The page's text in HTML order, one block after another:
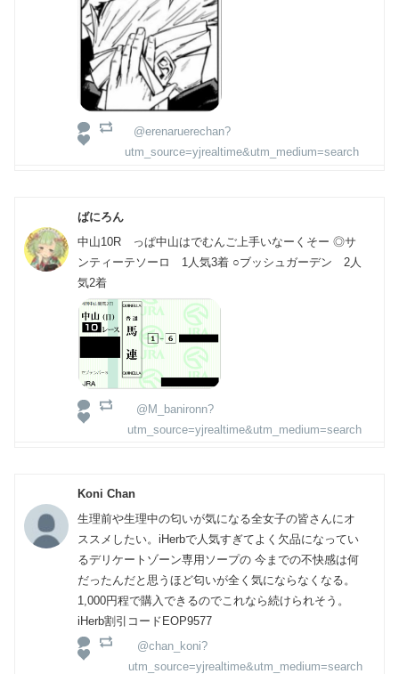
@erenaruerechan?
utm_source=yjrealtime&utm_medium=search
ばにろん
中山10R っぱ中山はでむんご上手いなーくそー ◎サ
ンティーテソーロ 1人気3着 ○ブッシュガーデン 2人
気2着
@M_banironn?
utm_source=yjrealtime&utm_medium=search
Koni Chan
生理前や生理中の匂いが気になる全女子の皆さんにオ
ススメしたい。iHerbで人気すぎてよく欠品になってい
るデリケートゾーン専用ソープの 今までの不快感は何
だったんだと思うほど匂いが全く気にならなくなる。
1,000円程で購入できるのでこれなら続けられそう。
iHerb割引コードEOP9577
@chan_koni?
utm_source=yjrealtime&utm_medium=search